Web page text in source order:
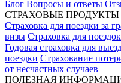
Блог Вопросы и ответы
СТРАХОВЫЕ ПРОДУКТЫ
Страховка для поездки за
визы Страховка для
Годовая страховка для
поездки Страхование
от несчастных случаев
ПОЛЕЗНАЯ